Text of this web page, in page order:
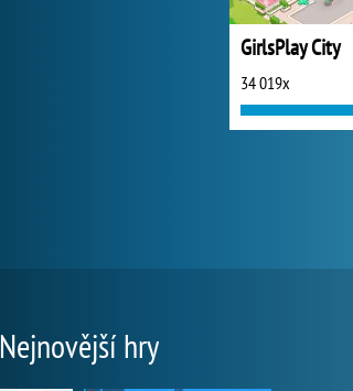
GirlsPlay City
34 019x
Nejnovější hry